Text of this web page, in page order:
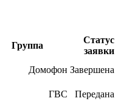
Группа
Статус
заявки
Домофон Завершена
ГВС
Передана